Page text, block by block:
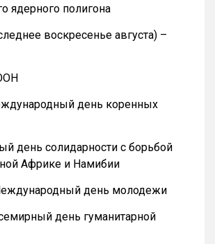
ядерного полигона
воскресенье августа) –
день коренных
день солидарности с борьбой
Африке и Намибии
день молодежи
день гуманитарной